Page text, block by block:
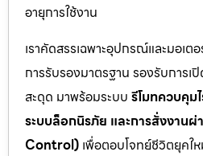
อายุการใช้งาน
เราคัดสรรเฉพาะอุปกรณ์และมอเ
การรับรองมาตรฐาน รองรับการ
สะดุด มาพร้อมระบบ รีโมทควบคุม
ระบบล็อกนิรภัย และการสั่งงาน
Control) เพื่อตอบโจทย์ชีวิตยุค